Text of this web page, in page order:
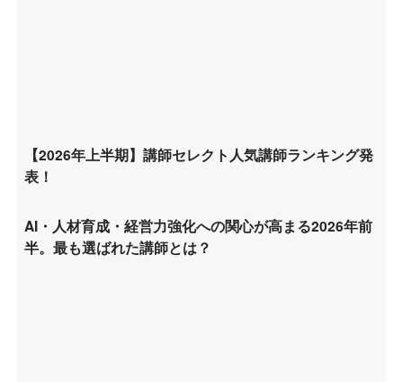
【2026年上半期】講師セレクト人気講師ランキング発
表！
AI・人材育成・経営力強化への関心が高まる2026年前
半。最も選ばれた講師とは？